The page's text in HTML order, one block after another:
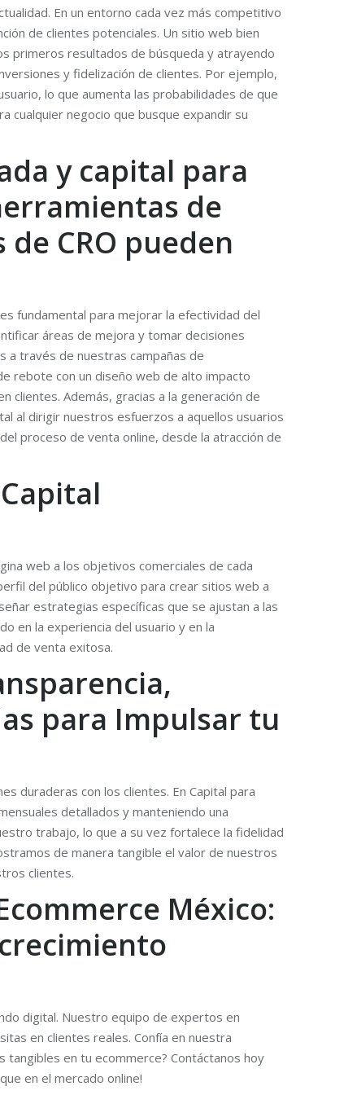
En un entorno cada vez más competitivo
de clientes potenciales. Un sitio web bien
primeros resultados de búsqueda y atrayendo
y fidelización de clientes. Por ejemplo,
lo que aumenta las probabilidades de que
cualquier negocio que busque expandir su
y capital para
de
CRO pueden
fundamental para mejorar la efectividad del
áreas de mejora y tomar decisiones
a través de nuestras campañas de
rebote con un diseño web de alto impacto
clientes. Además, gracias a la generación de
al dirigir nuestros esfuerzos a aquellos usuarios
proceso de venta online, desde la atracción de
web a los objetivos comerciales de cada
del público objetivo para crear sitios web a
estrategias específicas que se ajustan a las
en la experiencia del usuario y en la
de venta exitosa.
para Impulsar tu
duraderas con los clientes. En Capital para
detallados y manteniendo una
trabajo, lo que a su vez fortalece la fidelidad
de manera tangible el valor de nuestros
clientes.
México:
digital. Nuestro equipo de expertos en
en clientes reales. Confía en nuestra
en tu ecommerce? Contáctanos hoy
en el mercado online!